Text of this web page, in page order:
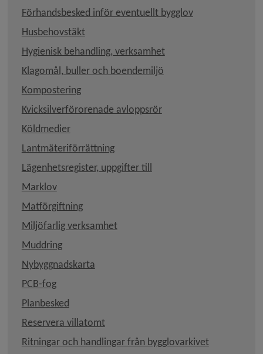
Förhandsbesked inför eventuellt bygglov
Husbehovstäkt
Hygienisk behandling, verksamhet
Klagomål, buller och boendemiljöLänk till annan
Kompostering
Kvicksilverförorenade avloppsrör
Köldmedier
Lantmäteriförrättning
Lägenhetsregister, uppgifter till
Marklov
Matförgiftning
Miljöfarlig verksamhet
Muddring
Nybyggnadskarta
PCB-fog
PlanbeskedLänk till annan webbplats, öppnas i nytt
Reservera villatomtLänk till annan webbplats, öppnas i
Ritningar och handlingar från bygglovarkivet